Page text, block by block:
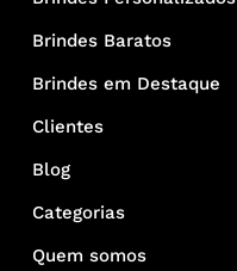
Brindes Baratos
Brindes em Destaque
Clientes
Blog
Categorias
Quem somos